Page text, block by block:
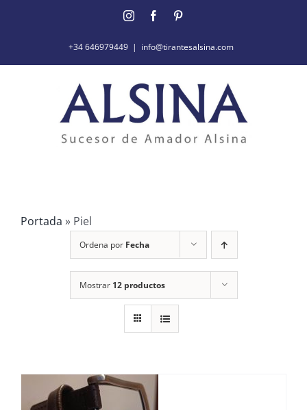
InstagramFacebook
+34 646979449 | info@tirantesalsina.com
Portada » Piel
Ordena por Fecha
Mostrar 12 productos